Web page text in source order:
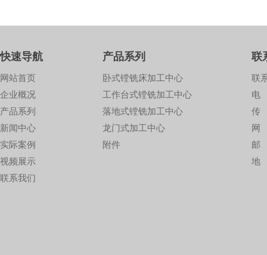
快速导航
网站首页
企业概况
产品系列
新闻中心
实际案例
视频展示
联系我们
产品系列
卧式镗铣床加工中心
工作台式镗铣加工中心
落地式镗铣加工中心
龙门式加工中心
附件
联
联
电
传
网
邮
地